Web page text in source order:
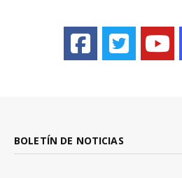
BOLETÍN DE NOTICIAS